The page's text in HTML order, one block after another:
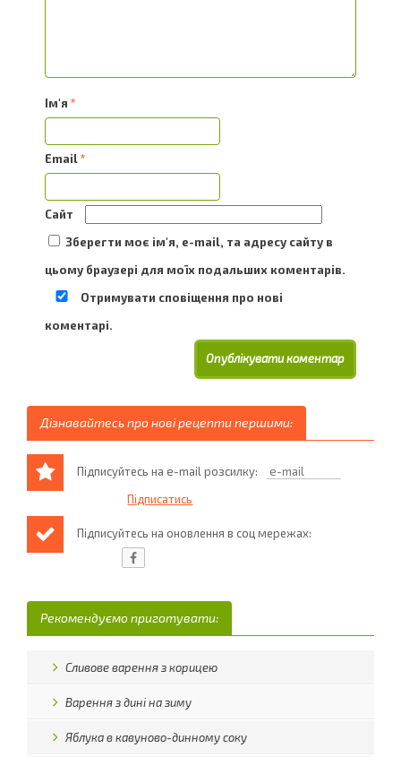
Ім'я *
Email*
Сайт
Зберегти моє ім'я, e-mail, та адресу сайту в
цьому браузері для моїх подальших коментарів.
Отримувати сповіщення про нові
коментарі.
Дізнавайтесь про нові рецепти першими:
Підписуйтесь на e-mail розсилку:
Підписуйтесь на оновлення в соц мережах:
Рекомендуємо приготувати:
Сливове варення з корицею
Варення з дині на зиму
Яблука в кавуново-динному соку